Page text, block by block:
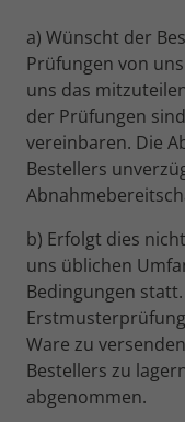
a) Wünscht der
Prüfungen von
uns das
der Prüfungen
vereinbaren. Die
Bestellers
b) Erfolgt dies
uns üblichen
Bedingungen
Ware zu
Bestellers zu
abgenommen.